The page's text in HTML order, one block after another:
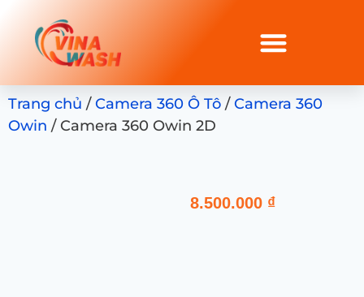
Trang chủ /Camera 360 Ô Tô /Camera 360
Owin / Camera 360 Owin 2D
8.500.000 ₫